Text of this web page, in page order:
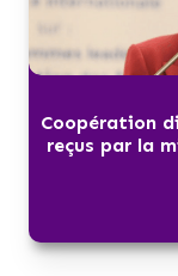
Coopération
reçus par la